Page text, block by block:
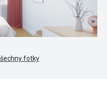
fotky